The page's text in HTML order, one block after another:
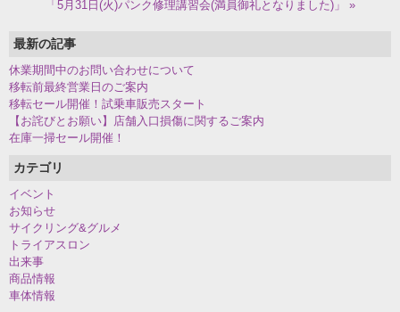
「5月31日(火)パンク修理講習会(満員御礼となりました)」 »
最新の記事
休業期間中のお問い合わせについて
移転前最終営業日のご案内
移転セール開催！試乗車販売スタート
【お詫びとお願い】店舗入口損傷に関するご案内
在庫一掃セール開催！
カテゴリ
イベント
お知らせ
サイクリング&グルメ
トライアスロン
出来事
商品情報
車体情報